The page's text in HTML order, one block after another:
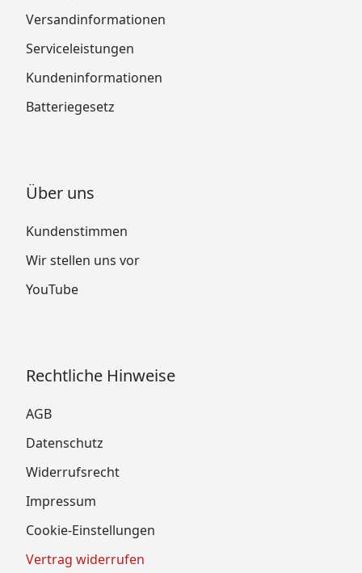
Versandinformationen
Serviceleistungen
Kundeninformationen
Batteriegesetz
Über uns
Kundenstimmen
Wir stellen uns vor
YouTube
Rechtliche Hinweise
AGB
Datenschutz
Widerrufsrecht
Impressum
Cookie-Einstellungen
Vertrag widerrufen